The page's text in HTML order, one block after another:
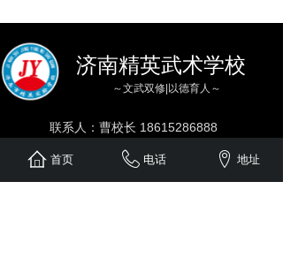
济南精英武术学校
联系人：曹校长 18615286888
邮 编：250300
联系地址：济南市长清区长孝路
～文武双修|以德育人～
首页 电话 地址